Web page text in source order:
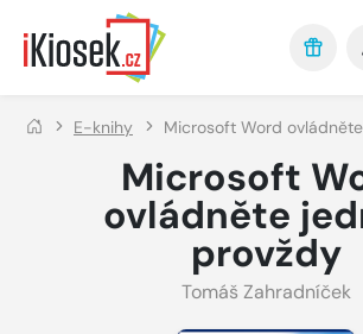
Přejít na hlavní obsah
E-knihy Microsoft Word
Microsoft
ovládněte
provždy
Tomáš Zahradníček